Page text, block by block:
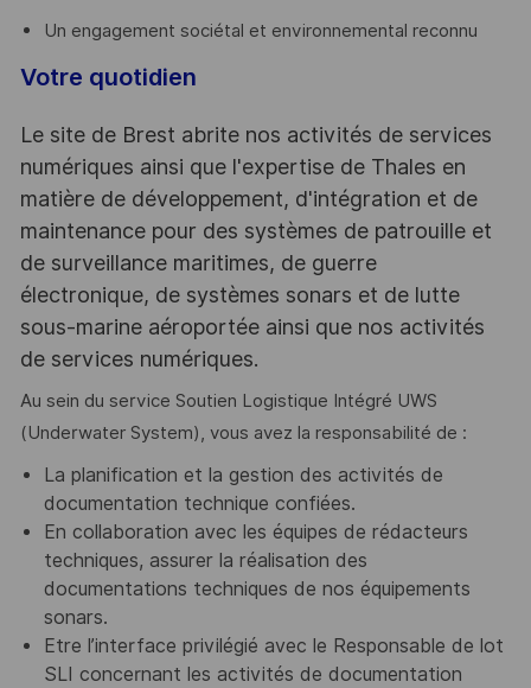
Un engagement sociétal et environnemental reconnu
Votre quotidien
Le site de Brest abrite nos activités de services
numériques ainsi que l'expertise de Thales en
matière de développement, d'intégration et de
maintenance pour des systèmes de patrouille et
de surveillance maritimes, de guerre
électronique, de systèmes sonars et de lutte
sous-marine aéroportée ainsi que nos activités
de services numériques.
Au sein du service Soutien Logistique Intégré UWS
(Underwater System), vous avez la responsabilité de :
La planification et la gestion des activités de
documentation technique confiées.
En collaboration avec les équipes de rédacteurs
techniques, assurer la réalisation des
documentations techniques de nos équipements
sonars.
Etre l’interface privilégié avec le Responsable de lot
SLI concernant les activités de documentation